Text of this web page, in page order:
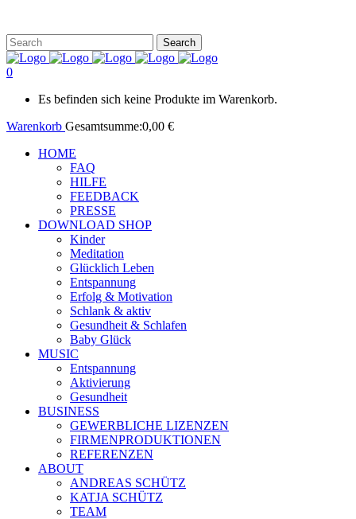
0
Es befinden sich keine Produkte im Warenkorb.
Warenkorb Gesamtsumme:0,00 €
HOME
FAQ
HILFE
FEEDBACK
PRESSE
DOWNLOAD SHOP
Kinder
Meditation
Glücklich Leben
Entspannung
Erfolg & Motivation
Schlank & aktiv
Gesundheit & Schlafen
Baby Glück
MUSIC
Entspannung
Aktivierung
Gesundheit
BUSINESS
GEWERBLICHE LIZENZEN
FIRMENPRODUKTIONEN
REFERENZEN
ABOUT
ANDREAS SCHÜTZ
KATJA SCHÜTZ
TEAM